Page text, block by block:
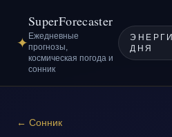
✦
SuperForecaster
Ежедневные
прогнозы,
космическая погода и
сонник
ДНЯ
← Сонник